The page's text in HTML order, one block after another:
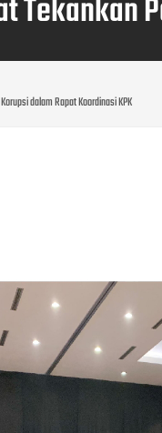
Tekankan
dalam Rapat Koordinasi KPK